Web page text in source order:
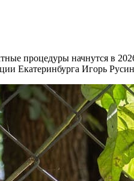
процедуры начнутся в
Екатеринбурга Игорь